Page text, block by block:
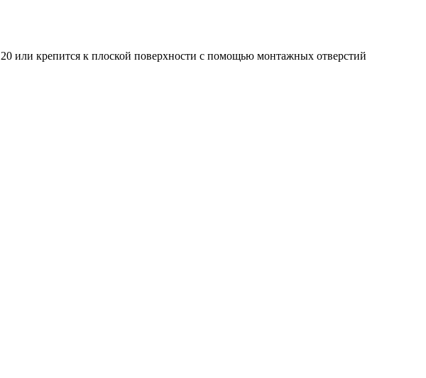
или крепится к плоской поверхности с помощью монтажных отверстий